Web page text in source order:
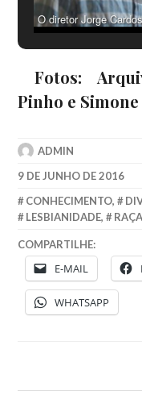
O diretor Jorge
Fotos:
Pinho e
ADMIN
9 DE JUNHO DE 2016
CONHECIMENTO,
LESBIANIDADE, RAÇA
COMPARTILHE:
E-MAIL
WHATSAPP